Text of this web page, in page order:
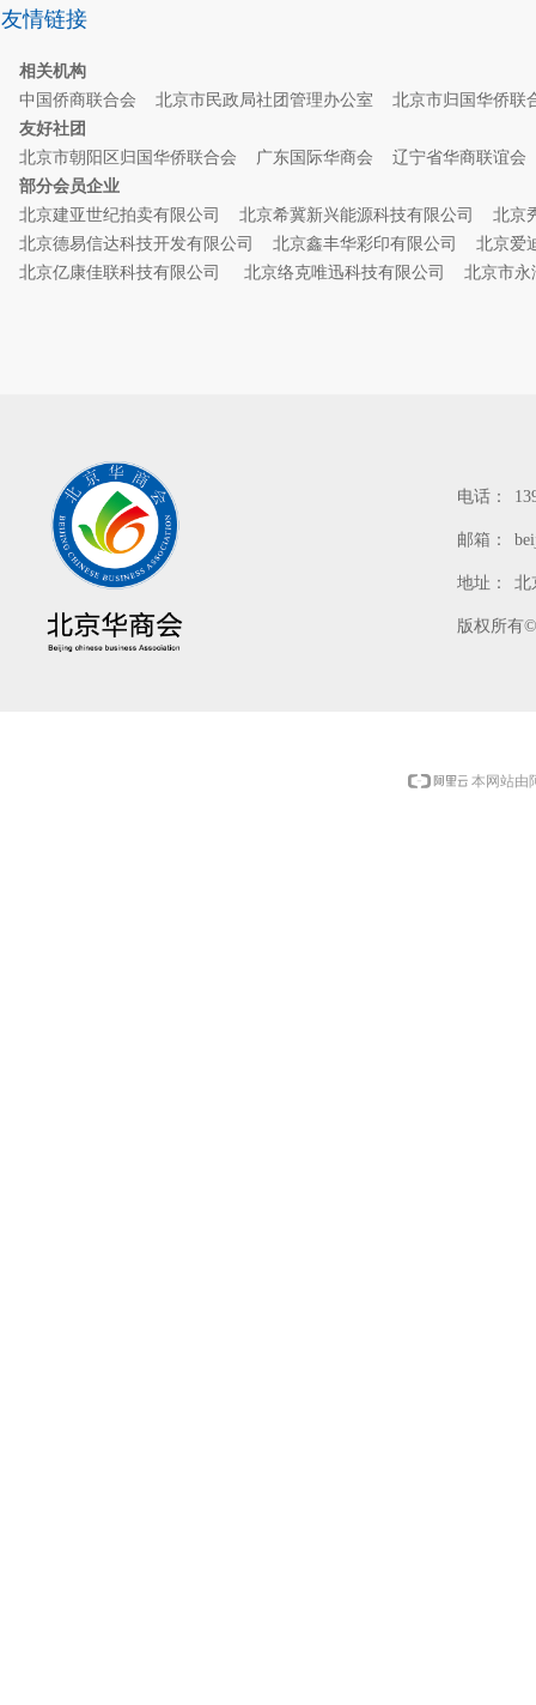
电话：
邮箱：
地址： 北
版权所有©
相关机构
中国侨商联合会
北京市民政局社团管理办公室
北京市归国华侨联
友好社团
北京市朝阳区归国华侨联合会
广东国际华商会 辽宁省华商联谊
部分会员企业
北京建亚世纪拍卖有限公司
北京希冀新兴能源科技有限公司
北京
北京德易信达科技开发有限公司
北京鑫丰华彩印有限公司
北京爱
北京亿康佳联科技有限公司
北京络克唯迅科技有限公司 北京市
友情链接
本网站由